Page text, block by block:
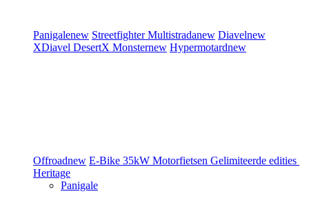
Panigalenew StreetfighterMultistradanew Diavelnew
XDiavel DesertX Monsternew Hypermotardnew
Offroadnew E-Bike 35kW Motorfietsen Gelimiteerde edities
Heritage
Panigale